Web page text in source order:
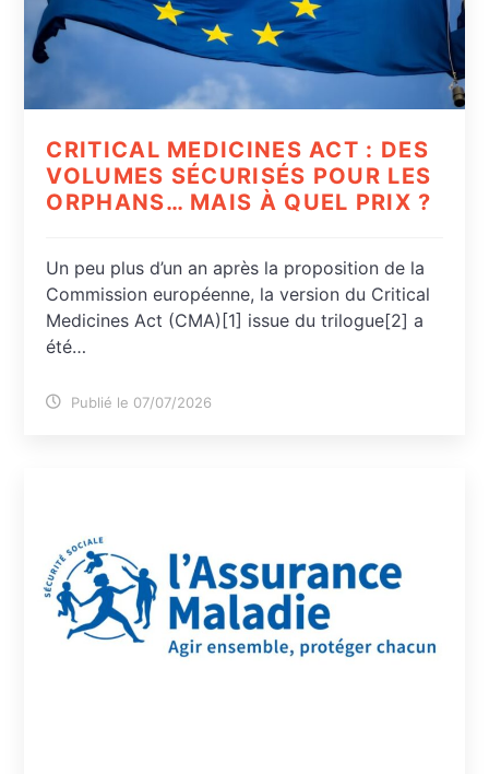
CRITICAL MEDICINES ACT : DES
VOLUMES SÉCURISÉS POUR LES
ORPHANS… MAIS À QUEL PRIX ?
Un peu plus d’un an après la proposition de la
Commission européenne, la version du Critical
Medicines Act (CMA)[1] issue du trilogue[2] a
été…
Publié le 07/07/2026